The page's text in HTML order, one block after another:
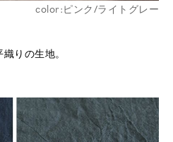
color:ピンク/ライトグレー
りの生地。